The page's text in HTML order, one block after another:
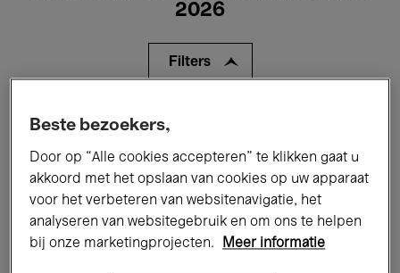
2026
Filters
Alle evenementen
Tentoonstellingen Films
Performances Lezingen & Debatten
Jazz Klassieke Muziek Global Music
Beste bezoekers,
Door op “Alle cookies accepteren” te klikken gaat u
akkoord met het opslaan van cookies op uw apparaat
voor het verbeteren van websitenavigatie, het
analyseren van websitegebruik en om ons te helpen
bij onze marketingprojecten.
Meer informatie